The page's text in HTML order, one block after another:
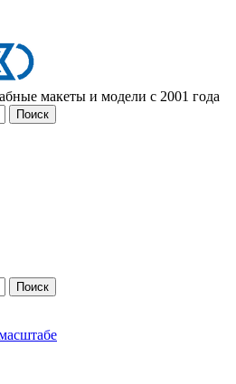
макеты и модели с 2001 года
Поиск
Поиск